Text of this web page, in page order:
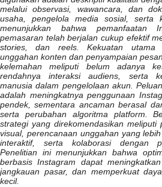
melalui observasi, wawancara, dan
usaha, pengelola media sosial, serta
menunjukkan bahwa pemanfaatan
pemasaran telah berjalan cukup efektif
stories, dan reels. Kekuatan utama
unggahan konten dan penyampaian
kelemahan meliputi belum adanya
rendahnya interaksi audiens, serta
manusia dalam pengelolaan akun.
adalah meningkatnya penggunaan
pendek, sementara ancaman berasal
serta perubahan algoritma platform.
strategi yang direkomendasikan meliputi
visual, perencanaan unggahan yang
interaktif, serta kolaborasi dengan
Penelitian ini menunjukkan bahwa
berbasis Instagram dapat
jangkauan pasar, dan memperkuat
kecil.